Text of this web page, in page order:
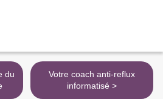
Votre coach anti-reflux
informatisé >